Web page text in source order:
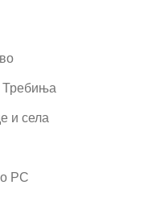
Требиња
и села
РС